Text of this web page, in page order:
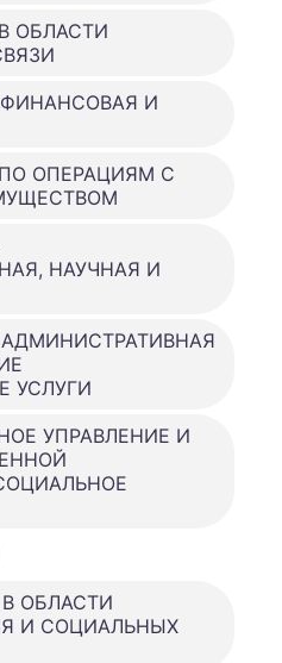
ОБЛАСТИ
И
ОПЕРАЦИЯМ С
НАУЧНАЯ И
УСЛУГИ
УПРАВЛЕНИЕ И
ОБЛАСТИ
И СОЦИАЛЬНЫХ